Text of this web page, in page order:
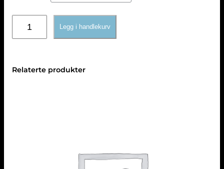
antall
Legg i handlekurv
Relaterte produkter